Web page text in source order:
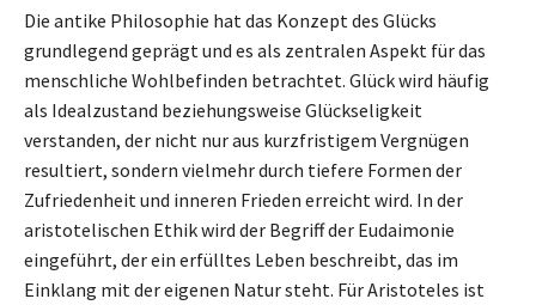
Die antike Philosophie hat das Konzept des Glücks
grundlegend geprägt und es als zentralen Aspekt für das
menschliche Wohlbefinden betrachtet. Glück wird häufig
als Idealzustand beziehungsweise Glückseligkeit
verstanden, der nicht nur aus kurzfristigem Vergnügen
resultiert, sondern vielmehr durch tiefere Formen der
Zufriedenheit und inneren Frieden erreicht wird. In der
aristotelischen Ethik wird der Begriff der Eudaimonie
eingeführt, der ein erfülltes Leben beschreibt, das im
Einklang mit der eigenen Natur steht. Für Aristoteles ist